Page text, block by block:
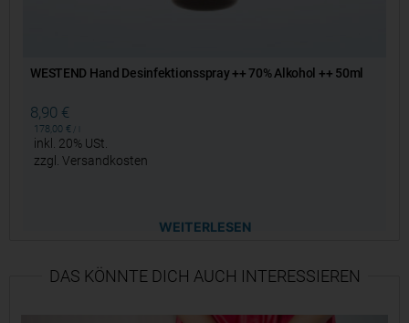
WESTEND Hand Desinfektionsspray ++ 70% Alkohol ++ 50ml
8,90 €
178,00€
inkl. 20% USt.
zzgl.Versandkosten
WEITERLESEN
DAS KÖNNTE DICH AUCH INTERESSIEREN